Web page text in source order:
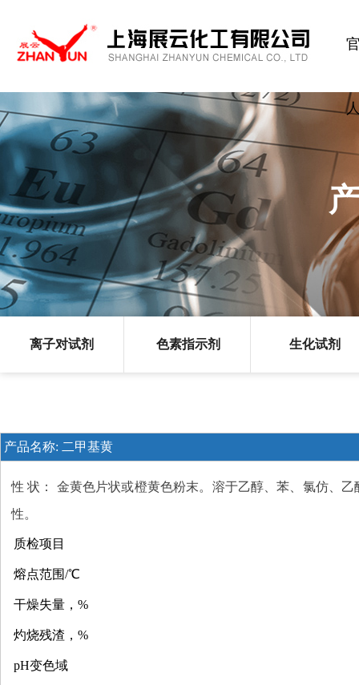
离子对试剂 色素指示剂 生化试剂
产品名称: 二甲基黄
性 状： 金黄色片状或橙黄色粉末。溶于乙醇、苯、氯仿、
性。
质检项目
熔点范围/℃
干燥失量，%
灼烧残渣，%
pH变色域